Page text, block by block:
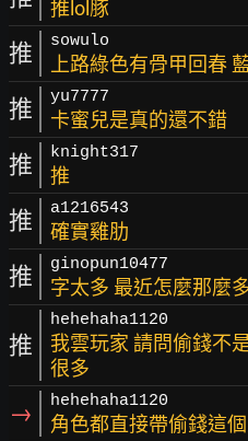
推lol豚
推 sowulo
上路綠色有骨甲回春
推 yu7777
卡蜜兒是真的還不錯
推 knight317
推
推 a1216543
確實雞肋
推 ginopun10477
字太多 最近怎麼那麼
推
hehehaha1120
我雲玩家 請問偷錢不
很多
→ hehehaha1120
角色都直接帶偷錢這